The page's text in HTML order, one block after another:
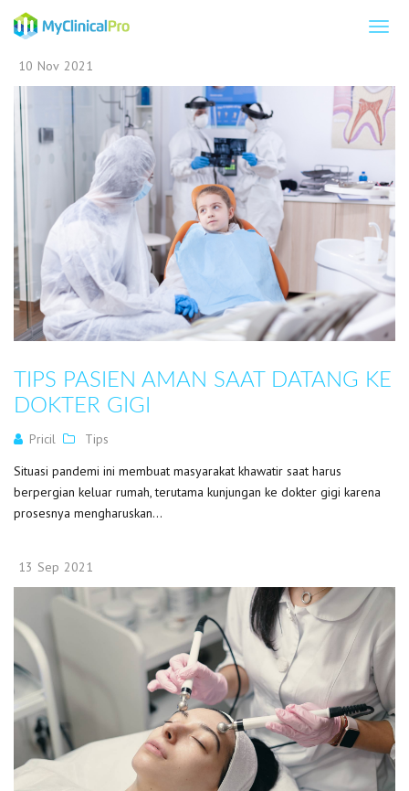
10 Nov 2021
TIPS PASIEN AMAN SAAT DATANG KE
DOKTER GIGI
Pricil
Tips
Situasi pandemi ini membuat masyarakat khawatir saat harus
berpergian keluar rumah, terutama kunjungan ke dokter gigi karena
prosesnya mengharuskan...
13 Sep 2021